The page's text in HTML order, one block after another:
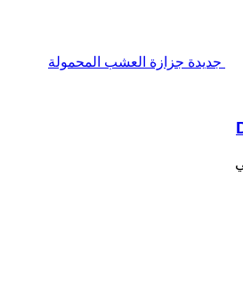
جديدة جزازة العشب المحمولة